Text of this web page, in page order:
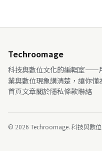
Techroomage
科技與數位文化的編輯室——
業與數位現象講清楚，讓你懂
首頁文章關於隱私條款聯絡
© 2026 Techroomage. 科技與數位